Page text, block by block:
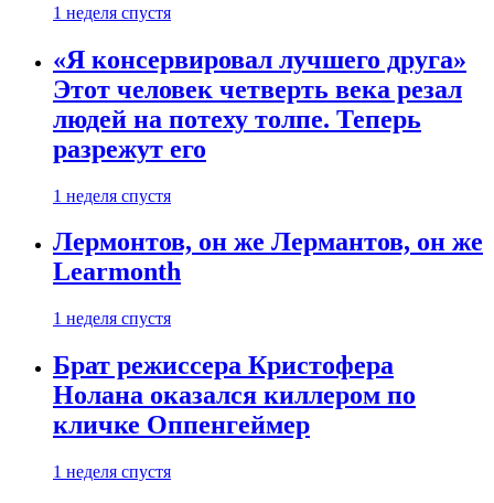
1 неделя спустя
«Я консервировал лучшего друга»
Этот человек четверть века резал
людей на потеху толпе. Теперь
разрежут его
1 неделя спустя
Лермонтов, он же Лермантов, он же
Learmonth
1 неделя спустя
Брат режиссера Кристофера
Нолана оказался киллером по
кличке Оппенгеймер
1 неделя спустя